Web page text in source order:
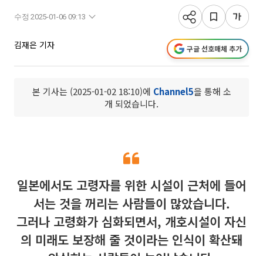
수정 2025-01-06 09:13
김재은 기자 구글 선호매체 추가
본 기사는 (2025-01-02 18:10)에 Channel5을 통해 소
개 되었습니다.
일본에서도 고령자를 위한 시설이 근처에 들어
서는 것을 꺼리는 사람들이 많았습니다.
그러나 고령화가 심화되면서, 개호시설이 자신
의 미래도 보장해 줄 것이라는 인식이 확산돼